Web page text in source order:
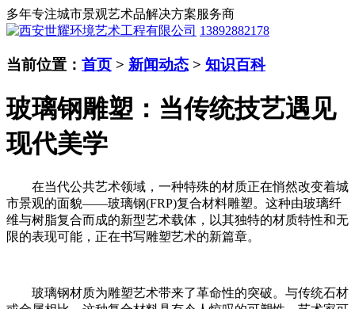
多年专注城市景观艺术品解决方案服务商
13892882178
当前位置： 首页 > 新闻动态 > 知识百科
玻璃钢雕塑：当传统技艺遇见
现代美学
在当代公共艺术领域，一种特殊的材质正在悄然改变着城
市景观的面貌——玻璃钢(FRP)复合材料雕塑。这种由玻璃纤
维与树脂复合而成的新型艺术载体，以其独特的材质特性和无
限的表现可能，正在书写雕塑艺术的新篇章。
玻璃钢材质为雕塑艺术带来了革命性的突破。与传统石材